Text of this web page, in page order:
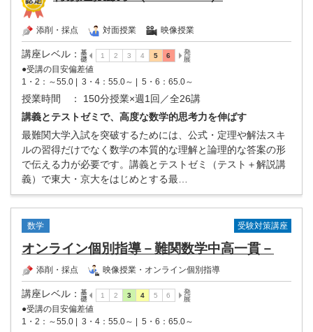
添削・採点 対面授業 映像授業
講座レベル ：
●受講の目安偏差値
1・2：～55.0 |
3・4：55.0～ | 5・6：65.0～
授業時間
： 150分授業×週1回／全26講
講義とテストゼミで、高度な数学的思考力を伸ばす
最難関大学入試を突破するためには、公式・定理や解法スキ
ルの習得だけでなく数学の本質的な理解と論理的な答案の形
で伝える力が必要です。講義とテストゼミ（テスト＋解説講
義）で東大・京大をはじめとする最…
数学 受験対策講座
オンライン個別指導－難関数学中高一貫－
添削・採点 映像授業・オンライン個別指導
講座レベル ：
●受講の目安偏差値
1・2：～55.0 |
3・4：55.0～ | 5・6：65.0～